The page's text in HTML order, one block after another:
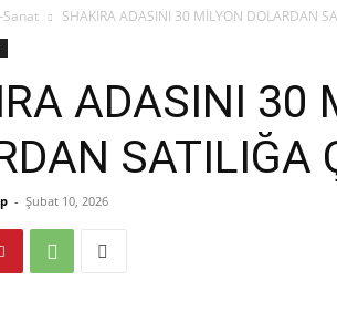
SHAKIRA ADASINI 30 MİLYON DOLARDAN
ADASINI 30
SATILIĞA
- Şubat 10, 2026